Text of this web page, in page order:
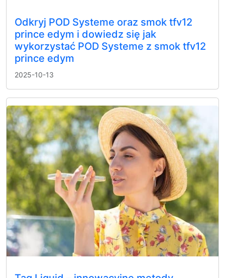
Odkryj POD Systeme oraz smok tfv12
prince edym i dowiedz się jak
wykorzystać POD Systeme z smok tfv12
prince edym
2025-10-13